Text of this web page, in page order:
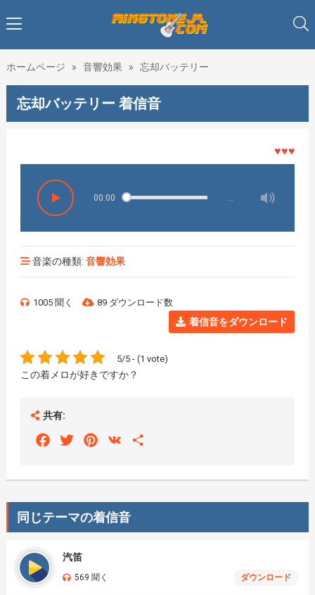
ホームページ » 音響効果 » 忘却バッテリー
忘却バッテリー 着信音
♥♥♥着メ
00:00
音楽の種類: 音響効果
1005 聞く 89 ダウンロード数
着信音をダウンロード
5/5 - (1 vote)
この着メロが好きですか？
共有:
FacebookTwitterPinterest
VK
同じテーマの着信音
汽笛
569 聞く ダウンロード